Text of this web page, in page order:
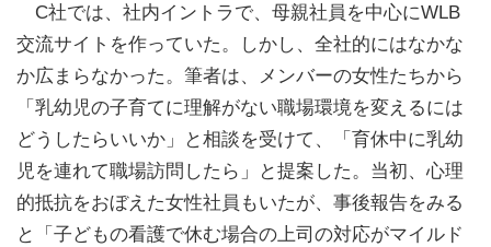
C社では、社内イントラで、母親社員を中心にWLB
交流サイトを作っていた。しかし、全社的にはなかな
か広まらなかった。筆者は、メンバーの女性たちから
「乳幼児の子育てに理解がない職場環境を変えるには
どうしたらいいか」と相談を受けて、「育休中に乳幼
児を連れて職場訪問したら」と提案した。当初、心理
的抵抗をおぼえた女性社員もいたが、事後報告をみる
と「子どもの看護で休む場合の上司の対応がマイルド